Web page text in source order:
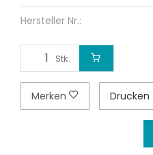
Hersteller Nr.:
Stk.
Merken Drucken